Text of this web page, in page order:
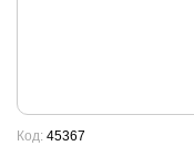
Код: 45367